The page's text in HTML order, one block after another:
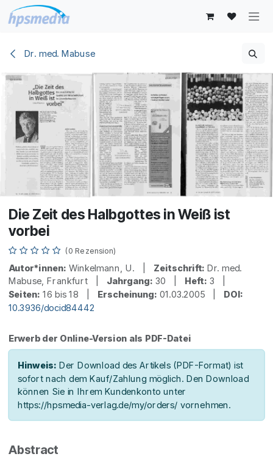
Zum Inhalt springen
Dr. med. Mabuse
Die Zeit des Halbgottes in Weiß ist
vorbei
(0 Rezension)
Autor*innen: Winkelmann, U. | Zeitschrift: Dr. med.
Mabuse, Frankfurt | Jahrgang: 30 | Heft: 3 |
Seiten: 16 bis 18 | Erscheinung: 01.03.2005 | DOI:
10.3936/docid84442
Erwerb der Online-Version als PDF-Datei
Hinweis: Der Download des Artikels (PDF-Format) ist
sofort nach dem Kauf/Zahlung möglich. Den Download
können Sie in Ihrem Kundenkonto unter
https://hpsmedia-verlag.de/my/orders/ vornehmen.
Abstract